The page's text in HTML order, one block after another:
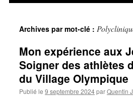
Archives par mot-clé :
Mon expérience aux
Soigner des athlètes
du Village Olympique
Publié le 9 septembre 2024parQuentin